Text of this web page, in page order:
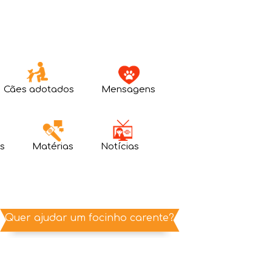
Cães adotados Mensagens
Matérias Notícias
Quer ajudar um focinho carente?